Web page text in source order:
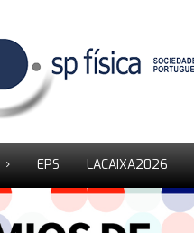
EPS LACAIXA2026